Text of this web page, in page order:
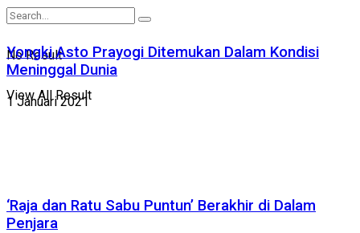
No Result
View All Result
Yongki Asto Prayogi Ditemukan Dalam Kondisi
Meninggal Dunia
1 Januari 2021
‘Raja dan Ratu Sabu Puntun’ Berakhir di Dalam
Penjara